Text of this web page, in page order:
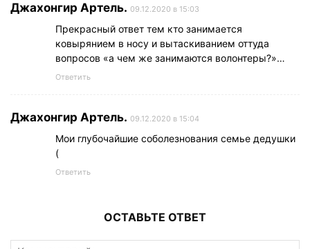
Джахонгир Артель. 09.12.2020 в 15:03
Прекрасный ответ тем кто занимается
ковырянием в носу и вытаскиванием оттуда
вопросов «а чем же занимаются волонтеры?»…
Ответить
Джахонгир Артель. 09.12.2020 в 15:04
Мои глубочайшие соболезнования семье дедушки
(
Ответить
ОСТАВЬТЕ ОТВЕТ